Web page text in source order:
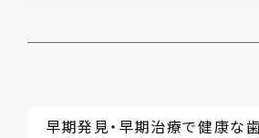
早期発見・早期治療で健康な